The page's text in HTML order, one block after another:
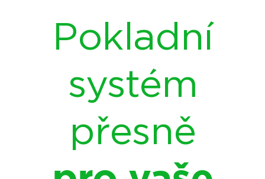
Pokladní
systém
přesně